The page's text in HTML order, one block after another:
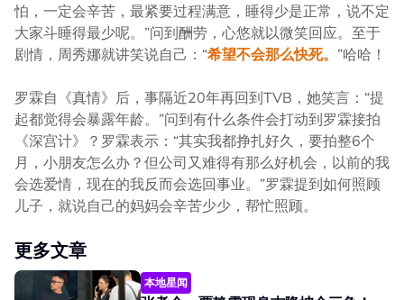
怕，一定会辛苦，最紧要过程满意，睡得少是正常，说不定
大家斗睡得最少呢。”问到酬劳，心悠就以微笑回应。至于
剧情，周秀娜就讲笑说自己：“希望不会那么快死。 ”哈哈！
罗霖自《真情》后，事隔近20年再回到TVB，她笑言：“提
起都觉得会暴露年龄。”问到有什么条件会打动到罗霖接拍
《深宫计》？罗霖表示：“其实我都挣扎好久，要拍整6个
月，小朋友怎么办？但公司又难得有那么好机会，以前的我
会选爱情，现在的我反而会选回事业。”罗霖提到如何照顾
儿子，就说自己的妈妈会辛苦少少，帮忙照顾。
更多文章
本地星闻